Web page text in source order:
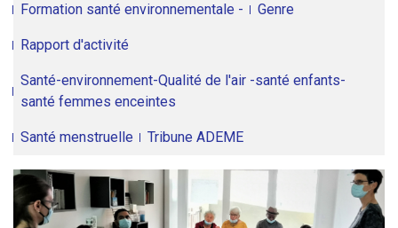
Formation santé environnementale - Genre
Rapport d'activité
Santé-environnement-Qualité de l'air -santé enfants-
santé femmes enceintes
Santé menstruelle Tribune ADEME